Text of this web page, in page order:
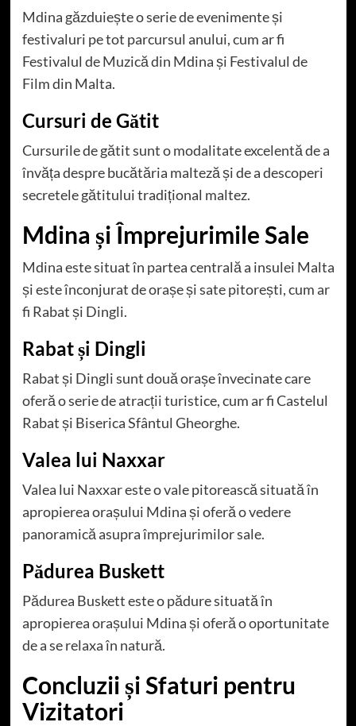
Mdina găzduiește o serie de evenimente și
festivaluri pe tot parcursul anului, cum ar fi
Festivalul de Muzică din Mdina și Festivalul de
Film din Malta.
Cursuri de Gătit
Cursurile de gătit sunt o modalitate excelentă de a
învăța despre bucătăria malteză și de a descoperi
secretele gătitului tradițional maltez.
Mdina și Împrejurimile Sale
Mdina este situat în partea centrală a insulei Malta
și este înconjurat de orașe și sate pitorești, cum ar
fi Rabat și Dingli.
Rabat și Dingli
Rabat și Dingli sunt două orașe învecinate care
oferă o serie de atracții turistice, cum ar fi Castelul
Rabat și Biserica Sfântul Gheorghe.
Valea lui Naxxar
Valea lui Naxxar este o vale pitorească situată în
apropierea orașului Mdina și oferă o vedere
panoramică asupra împrejurimilor sale.
Pădurea Buskett
Pădurea Buskett este o pădure situată în
apropierea orașului Mdina și oferă o oportunitate
de a se relaxa în natură.
Concluzii și Sfaturi pentru
Vizitatori